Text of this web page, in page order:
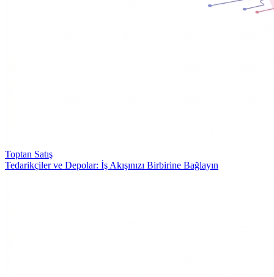
Toptan Satış
Tedarikçiler ve Depolar: İş Akışınızı Birbirine Bağlayın